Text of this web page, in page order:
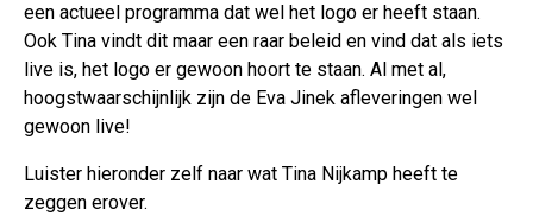
een actueel programma dat wel het logo er heeft staan.
Ook Tina vindt dit maar een raar beleid en vind dat als iets
live is, het logo er gewoon hoort te staan. Al met al,
hoogstwaarschijnlijk zijn de Eva Jinek afleveringen wel
gewoon live!
Luister hieronder zelf naar wat Tina Nijkamp heeft te
zeggen erover.